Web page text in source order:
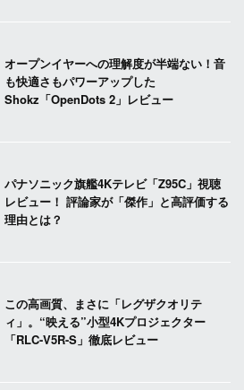
オープンイヤーへの理解度が半端ない！音
も快適さもパワーアップした
Shokz「OpenDots 2」レビュー
パナソニック旗艦4Kテレビ「Z95C」視聴
レビュー！ 評論家が「傑作」と高評価する
理由とは？
この高画質、まさに「レグザクオリテ
ィ」。“映える”小型4Kプロジェクター
「RLC-V5R-S」徹底レビュー